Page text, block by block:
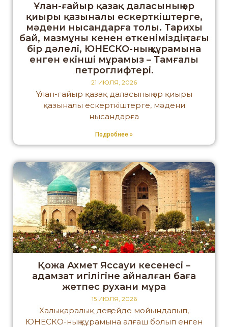
Ұлан-ғайыр қазақ даласының әр
қиыры қазыналы ескерткіштерге,
мәдени нысандарға толы. Тарихы
бай, мазмұны кенен өткеніміздің тағы
бір дәлелі, ЮНЕСКО-ның құрамына
енген екінші мұрамыз – Тамғалы
петроглифтері.
21 ИЮЛЯ, 2026
Ұлан-ғайыр қазақ даласының әр қиыры
қазыналы ескерткіштерге, мәдени
нысандарға
Подробнее »
Қожа Ахмет Яссауи кесенесі –
адамзат игілігіне айналған баға
жетпес рухани мұра
15 ИЮЛЯ, 2026
Халықаралық деңгейде мойындалып,
ЮНЕСКО-ның құрамына алғаш болып енген